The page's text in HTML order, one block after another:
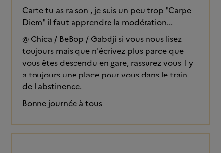
Carte tu as raison , je suis un peu trop "Carpe
Diem" il faut apprendre la modération...
@ Chica / BeBop / Gabdji si vous nous lisez
toujours mais que n'écrivez plus parce que
vous êtes descendu en gare, rassurez vous il y
a toujours une place pour vous dans le train
de l'abstinence.
Bonne journée à tous